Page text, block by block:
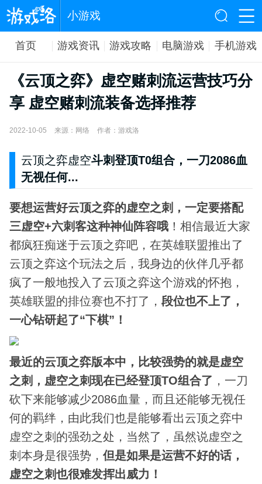
小游戏
首页 游戏资讯 游戏攻略 电脑游戏 手机游戏
《云顶之弈》虚空赌刺流运营技巧分
享 虚空赌刺流装备选择推荐
2022-10-05 来源：网络 作者：游戏洛
云顶之弈虚空斗刺登顶T0组合，一刀2086血
无视任何...
要想运营好云顶之弈的虚空之刺，一定要搭配
三虚空+六刺客这种神仙阵容哦！相信最近大家
都疯狂痴迷于云顶之弈吧，在英雄联盟推出了
云顶之弈这个玩法之后，我身边的伙伴几乎都
疯了一般地投入了云顶之弈这个游戏的怀抱，
英雄联盟的排位赛也不打了， 段位也不上了，
一心钻研起了“下棋”！
最近的云顶之弈版本中，比较强势的就是虚空
之刺，虚空之刺现在已经登顶TO组合了 ，一刀
砍下来能够减少2086血量，而且还能够无视任
何的羁绊，由此我们也是能够看出云顶之弈中
虚空之刺的强劲之处，当然了，虽然说虚空之
刺本身是很强势， 但是如果是运营不好的话，
虚空之刺也很难发挥出威力！